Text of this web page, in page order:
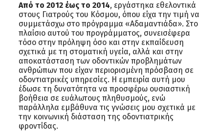
Από το 2012 έως το 2014, εργάστηκα εθελοντικά
στους Γιατρούς του Κόσμου, όπου είχα την τιμή να
συμμετάσχω στο πρόγραμμα «Αδαμαντιάδα». Στο
πλαίσιο αυτού του προγράμματος, συνεισέφερα
τόσο στην πρόληψη όσο και στην εκπαίδευση
σχετικά με τη στοματική υγεία, αλλά και στην
αποκατάσταση των οδοντικών προβλημάτων
ανθρώπων που είχαν περιορισμένη πρόσβαση σε
οδοντιατρικές υπηρεσίες. Η εμπειρία αυτή μου
έδωσε τη δυνατότητα να προσφέρω ουσιαστική
βοήθεια σε ευάλωτους πληθυσμούς, ενώ
παράλληλα εμβάθυνα τις γνώσεις μου σχετικά με
την κοινωνική διάσταση της οδοντιατρικής
φροντίδας.